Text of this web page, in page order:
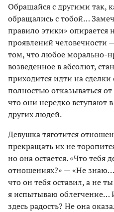
Обращайся с другими так,
обращались с тобой…
правило этики»
проявлений человечности
том, что любое морально-
возведенное в абсолют,
приходится идти на
полностью отказываться
что они нередко вступают
других людей.
Девушка тяготится
прекращать их не
но она остается. «Что тебя
отношениях?» — «Не
что он тебя оставил, а не
я испытываю облегчение…
здесь радость? Не она